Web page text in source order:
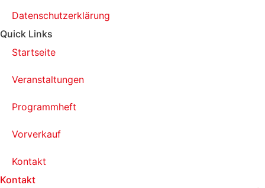
Datenschutzerklärung
Quick Links
Startseite
Veranstaltungen
Programmheft
Vorverkauf
Kontakt
Kontakt